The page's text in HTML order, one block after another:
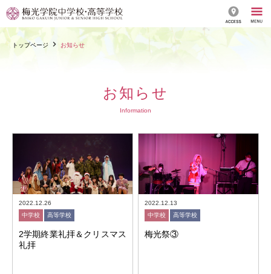
トップページ お知らせ
お知らせ
Information
2022.12.26
中学校
高等学校
2学期終業礼拝＆クリスマス
礼拝
2022.12.13
中学校
高等学校
梅光祭③